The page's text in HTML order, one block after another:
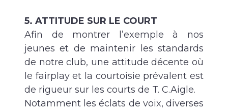
5. ATTITUDE SUR LE COURT
Afin de montrer l’exemple à nos
jeunes et de maintenir les standards
de notre club, une attitude décente où
le fairplay et la courtoisie prévalent est
de rigueur sur les courts de T. C.Aigle.
Notamment les éclats de voix, diverses